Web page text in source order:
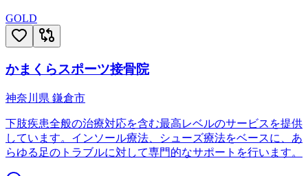
GOLD
かまくらスポーツ接骨院
神奈川県 鎌倉市
下肢疾患全般の治療対応を含む最高レベルのサービスを提供
しています。インソール療法、シューズ療法をベースに、あ
らゆる足のトラブルに対して専門的なサポートを行います。